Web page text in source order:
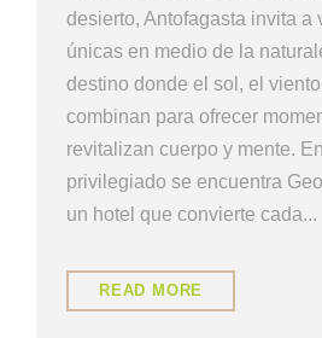
desierto, Antofagasta invita a
únicas en medio de la
destino donde el sol, el
combinan para ofrecer
revitalizan cuerpo y mente.
privilegiado se encuentra
un hotel que convierte cada...
READ MORE